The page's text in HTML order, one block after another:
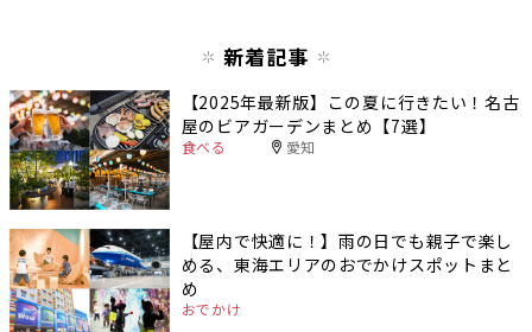
新着記事
【2025年最新版】この夏に行きたい！名古
屋のビアガーデンまとめ【7選】
食べる 愛知
【屋内で快適に！】雨の日でも親子で楽し
める、東海エリアのおでかけスポットまと
め
おでかけ